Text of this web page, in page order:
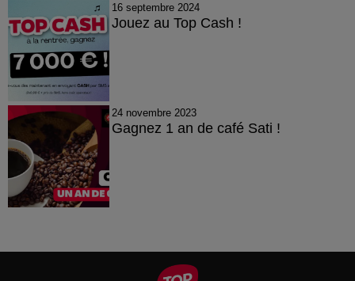
16 septembre 2024
Jouez au Top Cash !
24 novembre 2023
Gagnez 1 an de café Sati !